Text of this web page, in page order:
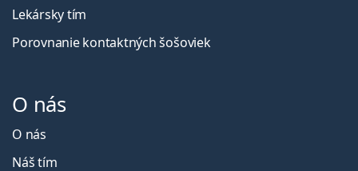
Lekársky tím
Porovnanie kontaktných šošoviek
O nás
O nás
Náš tím